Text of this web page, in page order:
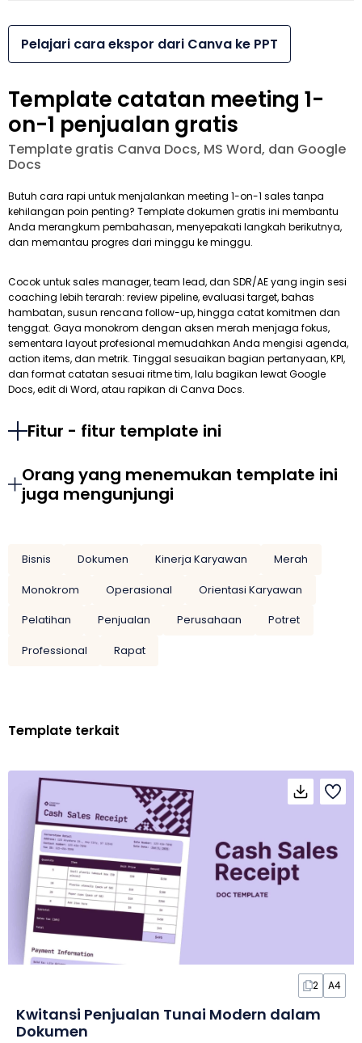
Pelajari cara ekspor dari Canva ke PPT
Template catatan meeting 1-
on-1 penjualan gratis
Template gratis Canva Docs, MS Word, dan Google
Docs
Butuh cara rapi untuk menjalankan meeting 1-on-1 sales tanpa
kehilangan poin penting? Template dokumen gratis ini membantu
Anda merangkum pembahasan, menyepakati langkah berikutnya,
dan memantau progres dari minggu ke minggu.
Cocok untuk sales manager, team lead, dan SDR/AE yang ingin sesi
coaching lebih terarah: review pipeline, evaluasi target, bahas
hambatan, susun rencana follow-up, hingga catat komitmen dan
tenggat. Gaya monokrom dengan aksen merah menjaga fokus,
sementara layout profesional memudahkan Anda mengisi agenda,
action items, dan metrik. Tinggal sesuaikan bagian pertanyaan, KPI,
dan format catatan sesuai ritme tim, lalu bagikan lewat Google
Docs, edit di Word, atau rapikan di Canva Docs.
Fitur - fitur template ini
Orang yang menemukan template ini
juga mengunjungi
Bisnis Dokumen Kinerja Karyawan
Merah
Monokrom
Operasional
Orientasi Karyawan
Pelatihan
Penjualan Perusahaan
Potret
Professional
Rapat
Template terkait
2 A4
Kwitansi Penjualan Tunai Modern dalam
Dokumen